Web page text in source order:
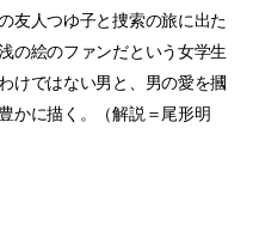
友人つゆ子と捜索の旅に出た
の絵のファンだという女学生
ではない男と、男の愛を摑
かに描く。（解説＝尾形明